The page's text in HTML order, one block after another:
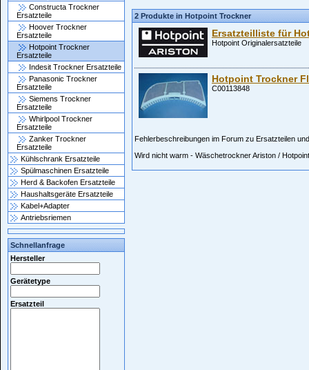
Constructa Trockner
Ersatzteile
Hoover Trockner
Ersatzteile
Hotpoint Trockner
Ersatzteile
Indesit Trockner Ersatzteile
Panasonic Trockner
Ersatzteile
Siemens Trockner
Ersatzteile
Whirlpool Trockner
Ersatzteile
Zanker Trockner
Ersatzteile
Kühlschrank Ersatzteile
Spülmaschinen Ersatzteile
Herd & Backofen Ersatzteile
Haushaltsgeräte Ersatzteile
Kabel+Adapter
Antriebsriemen
Schnellanfrage
Hersteller
Gerätetype
Ersatzteil
2 Produkte in Hotpoint Trockner
Ersatzteilliste für
Hotpoint Originalersatzteile
Hotpoint Trockner
C00113848
Fehlerbeschreibungen im Forum zu Ersatzteilen
Wird nicht warm - Wäschetrockner Ariston /